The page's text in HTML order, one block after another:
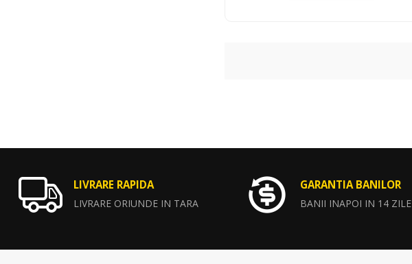
LIVRARE RAPIDA
LIVRARE ORIUNDE IN TARA
GARANTIA BANILOR
BANII INAPOI IN 14 ZILE